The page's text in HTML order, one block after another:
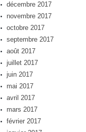
décembre 2017
novembre 2017
octobre 2017
septembre 2017
août 2017
juillet 2017
juin 2017
mai 2017
avril 2017
mars 2017
février 2017